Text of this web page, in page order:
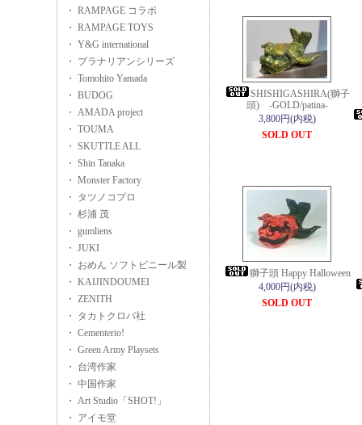
・ RAMPAGE コラボ
・ RAMPAGE TOYS
・ Y&G international
・ プラナリアンシリーズ
・ Tomohito Yamada
・ BUDOG
・ AMADA project
・ TOUMA
・ SKUTTLE ALL
・ Shin Tanaka
・ Monster Factory
・ タツノコプロ
・ 杉浦 茂
・ gumliens
・ JUKI
・ おめん ソフトビニール製
・ KAIJINDOUMEI
・ ZENITH
・ タカトクロバ社
・ Cementerio!
・ Green Army Playsets
・ 台湾作家
・ 中国作家
・ Art Studio「SHOT!」
・ アイモ堂
SHISHIGASHIRA(獅子
頭) -GOLD/patina-
3,800円(内税)
SOLD OUT
獅子頭 Happy Halloween
4,000円(内税)
SOLD OUT